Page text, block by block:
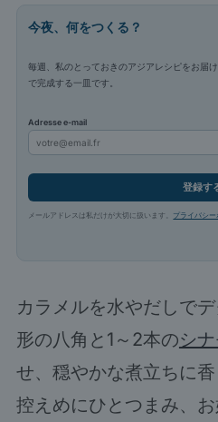
今夜、何をつくる？
毎週、私のとっておきのアジアレシピをお届
で完成する一皿です。
Adresse e-mail
登録す
メールアドレスは私だけが大切に扱います。 プライバシー
カラメルを水やだしで
形の八角と1～2本のシ
せ、穏やかな煮立ちに香
控えめにひとつまみ、お